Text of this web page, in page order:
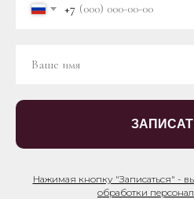
+7
Нажимая кнопку "Записаться" -
обработки